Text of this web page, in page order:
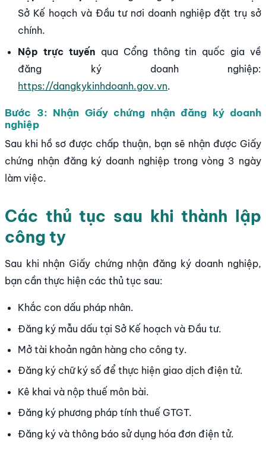
Sở Kế hoạch và Đầu tư nơi doanh nghiệp đặt trụ sở
chính.
Nộp trực tuyến qua Cổng thông tin quốc gia về
đăng ký doanh nghiệp:
https://dangkykinhdoanh.gov.vn.
Bước 3: Nhận Giấy chứng nhận đăng ký doanh
nghiệp
Sau khi hồ sơ được chấp thuận, bạn sẽ nhận được Giấy
chứng nhận đăng ký doanh nghiệp trong vòng 3 ngày
làm việc.
Các thủ tục sau khi thành lập
công ty
Sau khi nhận Giấy chứng nhận đăng ký doanh nghiệp,
bạn cần thực hiện các thủ tục sau:
Khắc con dấu pháp nhân.
Đăng ký mẫu dấu tại Sở Kế hoạch và Đầu tư.
Mở tài khoản ngân hàng cho công ty.
Đăng ký chữ ký số để thực hiện giao dịch điện tử.
Kê khai và nộp thuế môn bài.
Đăng ký phương pháp tính thuế GTGT.
Đăng ký và thông báo sử dụng hóa đơn điện tử.